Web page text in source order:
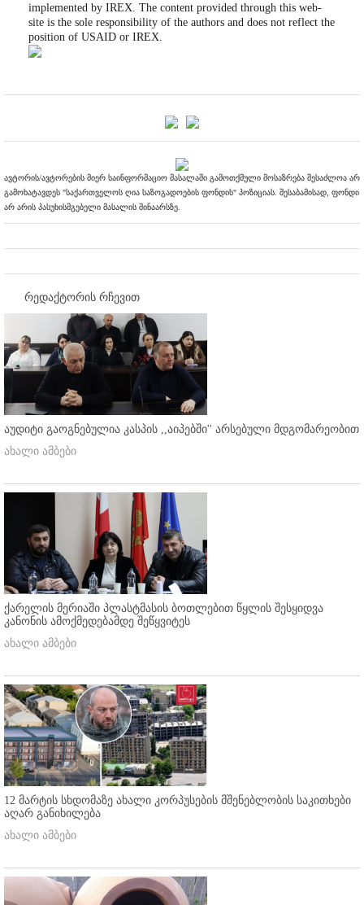
implemented by IREX. The content provided through this web-
site is the sole responsibility of the authors and does not reflect the
position of USAID or IREX.
ავტორის/ავტორების მიერ საინფორმაციო მასალაში გამოთქმული მოსაზრება შესაძლოა არ
გამოხატავდეს "საქართველოს ღია საზოგადოების ფონდის" პოზიციას. შესაბამისად, ფონდი
არ არის პასუხისმგებელი მასალის შინაარსზე.
რედაქტორის რჩევით
აუდიტი გაოგნებულია კასპის ,,აიპებში'' არსებული მდგომარეობით
ახალი ამბები
ქარელის მერიაში პლასტმასის ბოთლებით წყლის შესყიდვა
კანონის ამოქმედებამდე შეწყვიტეს
ახალი ამბები
12 მარტის სხდომაზე ახალი კორპუსების მშენებლობის საკითხები
აღარ განიხილება
ახალი ამბები